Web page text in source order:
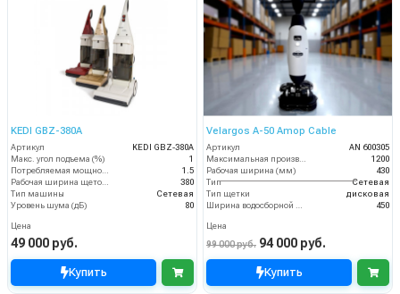
KEDI GBZ-380A
Артикул
KEDI GBZ-380A
Макс. угол подъема (%)
1
1.5
380
Тип машины
Сетевая
Уровень шума (дБ)
80
Цена
49 000 руб.
Купить
Velargos A-50 Amop Cable
Артикул
AN 600305
1200
Рабочая ширина (мм)
430
Тип
Сетевая
Тип щетки
дисковая
450
Цена
99 000 руб. 94 000 руб.
Купить